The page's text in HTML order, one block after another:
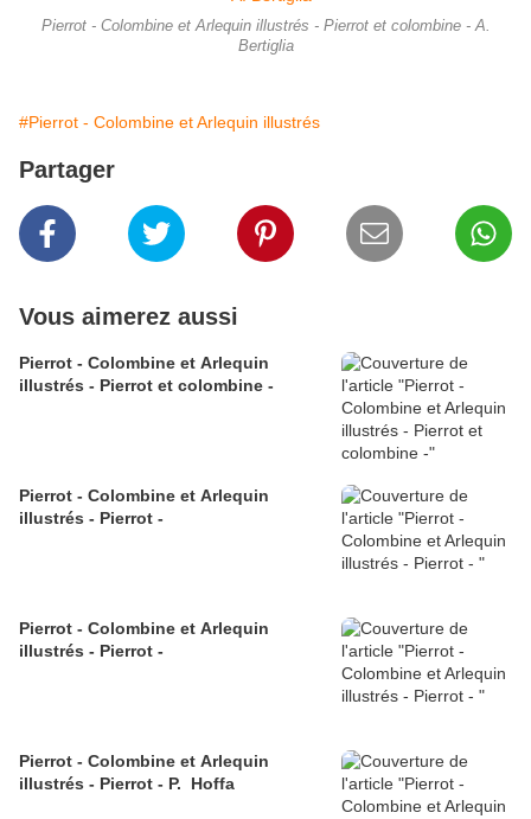
Pierrot - Colombine et Arlequin illustrés - Pierrot et colombine - A.
Bertiglia
#Pierrot - Colombine et Arlequin illustrés
Partager
Vous aimerez aussi
Pierrot - Colombine et Arlequin
illustrés - Pierrot et colombine -
Pierrot - Colombine et Arlequin
illustrés - Pierrot -
Pierrot - Colombine et Arlequin
illustrés - Pierrot -
Pierrot - Colombine et Arlequin
illustrés - Pierrot - P. Hoffa